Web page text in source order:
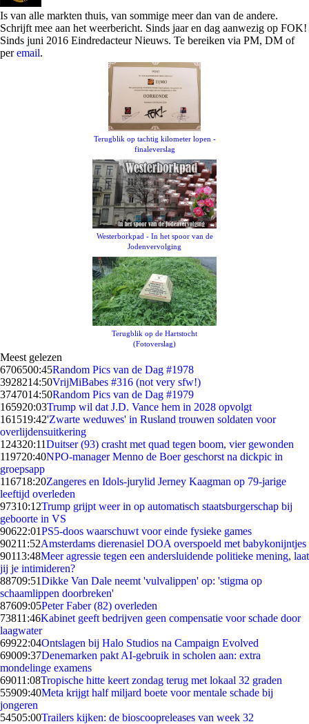
Is van alle markten thuis, van sommige meer dan van de andere.
Schrijft mee aan het weerbericht. Sinds jaar en dag aanwezig op FOK!
Sinds juni 2016 Eindredacteur Nieuws. Te bereiken via PM, DM of
peremail.
Terugblik op tachtig kilometer lopen -
finaleverslag
Westerborkpad - In het spoor van de
Jodenvervolging
Terugblik op de Hartstocht
(Fotoverslag)
Meest gelezen
6706500:45Random Pics van de Dag #1978
3928214:50VrijMiBabes #316 (not very sfw!)
3747014:50Random Pics van de Dag #1979
165920:03Trump wil dat J.D. Vance hem in 2028 opvolgt
161519:42'Zwarte weduwes' in Rusland trouwen soldaten voor
overlijdensuitkering
124320:11Duitser (93) crasht met quad tegen boom, vier gewonden
119720:40NPO-manager Menno de Boer geschorst na dickpic in
groepsapp
116718:20Zangeres en Idols-jurylid Jerney Kaagman op 79-jarige
leeftijd overleden
97310:12Trump grijpt weer in op automatisch staatsburgerschap bij
geboorte in VS
90622:01PS5-doos waarschuwt voor einde fysieke games
90211:52Amsterdams dierenasiel DOA overspoeld met babykonijntjes
90113:48Meer agressie tegen een andersluidende politieke mening, laat
jij je intimideren?
88709:51Dikke Van Dale neemt 'vulvalippen' op: 'stigma op
schaamlippen doorbreken'
87609:05Peter Faber (82) overleden
73811:46Kabinet geeft bedrijven geen compensatie voor schade door
laagwater
69922:04Ontslagen bij Halo Studios na Campaign Evolved
69009:37Denemarken pakt AI-gebruik in scholen aan: extra
mondelinge examens
69011:08Tropische hitte keert zondag terug met lokaal 32 graden
55909:40Meta krijgt half miljard boete voor mentale schade bij
jongeren
54505:00Trailers kijken: de bioscoopreleases van week 32